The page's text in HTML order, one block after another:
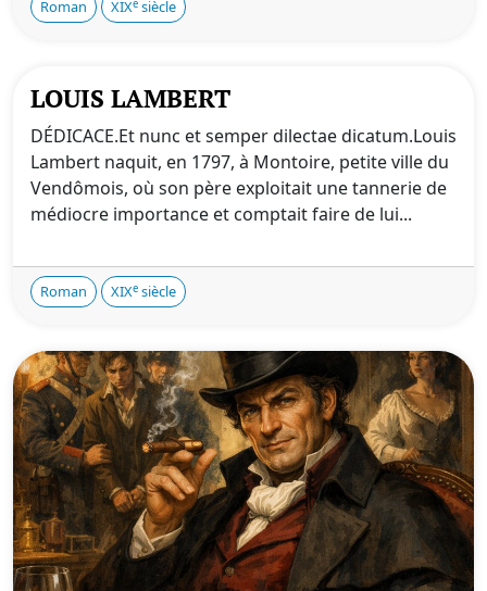
Roman XIXe siècle
LOUIS LAMBERT
DÉDICACE.Et nunc et semper dilectae dicatum.Louis
Lambert naquit, en 1797, à Montoire, petite ville du
Vendômois, où son père exploitait une tannerie de
médiocre importance et comptait faire de lui...
Roman XIXe siècle